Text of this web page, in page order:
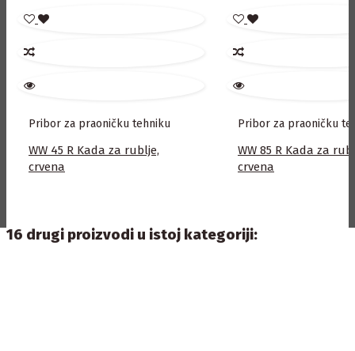
Pribor za praoničku tehniku
WW 45 R Kada za rublje,
crvena
Pribor za praoničku
WW 85 R Kada za
crvena
16 drugi proizvodi u istoj kategoriji: